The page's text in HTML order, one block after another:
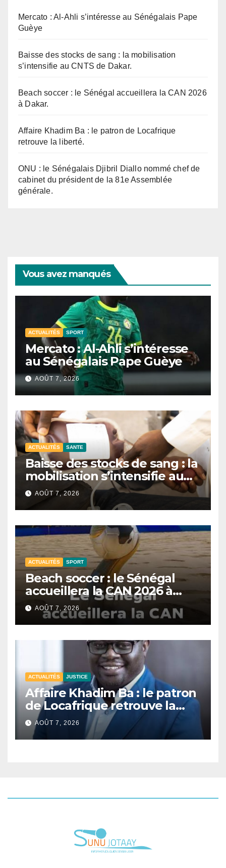
Mercato : Al-Ahli s’intéresse au Sénégalais Pape
Guèye
Baisse des stocks de sang : la mobilisation
s’intensifie au CNTS de Dakar.
Beach soccer : le Sénégal accueillera la CAN 2026
à Dakar.
Affaire Khadim Ba : le patron de Locafrique
retrouve la liberté.
ONU : le Sénégalais Djibril Diallo nommé chef de
cabinet du président de la 81e Assemblée
générale.
Vous avez manqués
ACTUALITÉS SPORT
Mercato : Al-Ahli s’intéresse
au Sénégalais Pape Guèye
AOÛT 7, 2026
ACTUALITÉS SANTE
Baisse des stocks de sang : la
mobilisation s’intensifie au
CNTS de Dakar.
AOÛT 7, 2026
ACTUALITÉS SPORT
Beach soccer : le Sénégal
accueillera la CAN 2026 à
Dakar.
AOÛT 7, 2026
ACTUALITÉS JUSTICE
Affaire Khadim Ba : le patron
de Locafrique retrouve la
liberté.
AOÛT 7, 2026